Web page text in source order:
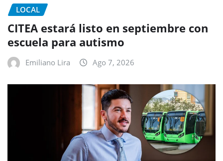
LOCAL
CITEA estará listo en septiembre con
escuela para autismo
Emiliano Lira Ago 7, 2026